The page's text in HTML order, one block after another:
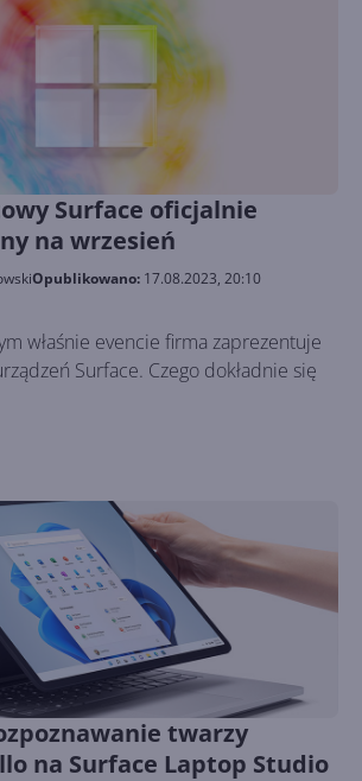
Surface oficjalnie
na wrzesień
Opublikowano: 17.08.2023, 20:10
właśnie evencie firma zaprezentuje
Surface. Czego dokładnie się
twarzy
na Surface Laptop Studio